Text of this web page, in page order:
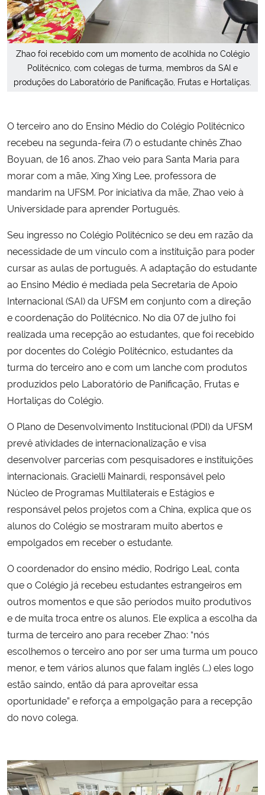
Secretaria-Geral
Secretaria de Governo
Gabinete de Segurança Institucional
Advocacia-Geral da União
Zhao foi recebido com um momento de acolhida no Colégio
Politécnico, com colegas de turma, membros da SAI e
produções do Laboratório de Panificação, Frutas e Hortaliças.
O terceiro ano do Ensino Médio do Colégio Politécnico
recebeu na segunda-feira (7) o estudante chinês Zhao
Boyuan, de 16 anos. Zhao veio para Santa Maria para
morar com a mãe, Xing Xing Lee, professora de
mandarim na UFSM. Por iniciativa da mãe, Zhao veio à
Universidade para aprender Português.
Seu ingresso no Colégio Politécnico se deu em razão da
necessidade de um vínculo com a instituição para poder
cursar as aulas de português. A adaptação do estudante
ao Ensino Médio é mediada pela Secretaria de Apoio
Internacional (SAI) da UFSM em conjunto com a direção
e coordenação do Politécnico. No dia 07 de julho foi
realizada uma recepção ao estudantes, que foi recebido
por docentes do Colégio Politécnico, estudantes da
turma do terceiro ano e com um lanche com produtos
produzidos pelo Laboratório de Panificação, Frutas e
Hortaliças do Colégio.
O Plano de Desenvolvimento Institucional (PDI) da UFSM
prevê atividades de internacionalização e visa
desenvolver parcerias com pesquisadores e instituições
internacionais. Gracielli Mainardi, responsável pelo
Núcleo de Programas Multilaterais e Estágios e
responsável pelos projetos com a China, explica que os
alunos do Colégio se mostraram muito abertos e
empolgados em receber o estudante.
O coordenador do ensino médio, Rodrigo Leal, conta
que o Colégio já recebeu estudantes estrangeiros em
outros momentos e que são períodos muito produtivos
e de muita troca entre os alunos. Ele explica a escolha da
turma de terceiro ano para receber Zhao: “nós
escolhemos o terceiro ano por ser uma turma um pouco
menor, e tem vários alunos que falam inglês (…) eles logo
estão saindo, então dá para aproveitar essa
oportunidade” e reforça a empolgação para a recepção
do novo colega.